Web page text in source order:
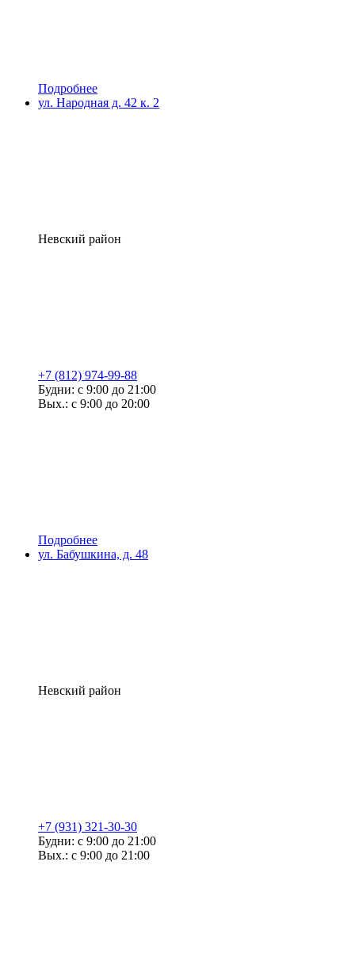
Подробнее
ул. Народная д. 42 к. 2
Невский район
+7 (812) 974-99-88
Будни: с 9:00 до 21:00
Вых.: с 9:00 до 20:00
Подробнее
ул. Бабушкина, д. 48
Невский район
+7 (931) 321-30-30
Будни: с 9:00 до 21:00
Вых.: с 9:00 до 21:00